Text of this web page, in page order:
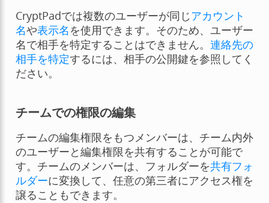
CryptPadでは複数のユーザーが同じアカウント
名や表示名 を使用できます。そのため、ユーザー
名で相手を特定することはできません。 連絡先の
相手を特定するには、相手の公開鍵を参照してく
ださい。
チームでの権限の編集
チームの編集権限をもつメンバーは、チーム内外
のユーザーと編集権限を共有することが可能で
す。チームのメンバーは、フォルダーを共有フォ
ルダーに変換して、任意の第三者にアクセス権を
譲ることもできます。